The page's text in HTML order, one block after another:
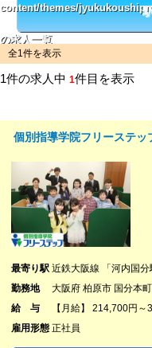
content/themes/
の求人一覧
全1件を表示
1件の求人中 1件目を表示
個別指導学院フリーステッ
最寄り駅 近鉄大阪線 「河内国分
勤務地
大阪府 柏原市 国分本
給 与
【月給】 214,700円～
雇用形態 正社員